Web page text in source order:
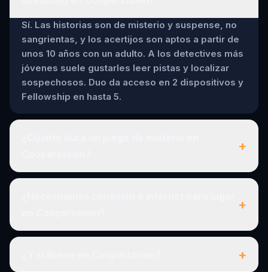
Sí. Las historias son de misterio y suspense, no
sangrientas, y los acertijos son aptos a partir de
unos 10 años con un adulto. A los detectives más
jóvenes suele gustarles leer pistas y localizar
sospechosos. Duo da acceso en 2 dispositivos y
Fellowship en hasta 5.
+
+
+